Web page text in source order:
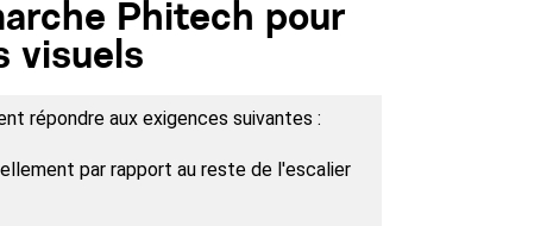
Phitech pour
visuels
répondre aux exigences suivantes :
par rapport au reste de l'escalier